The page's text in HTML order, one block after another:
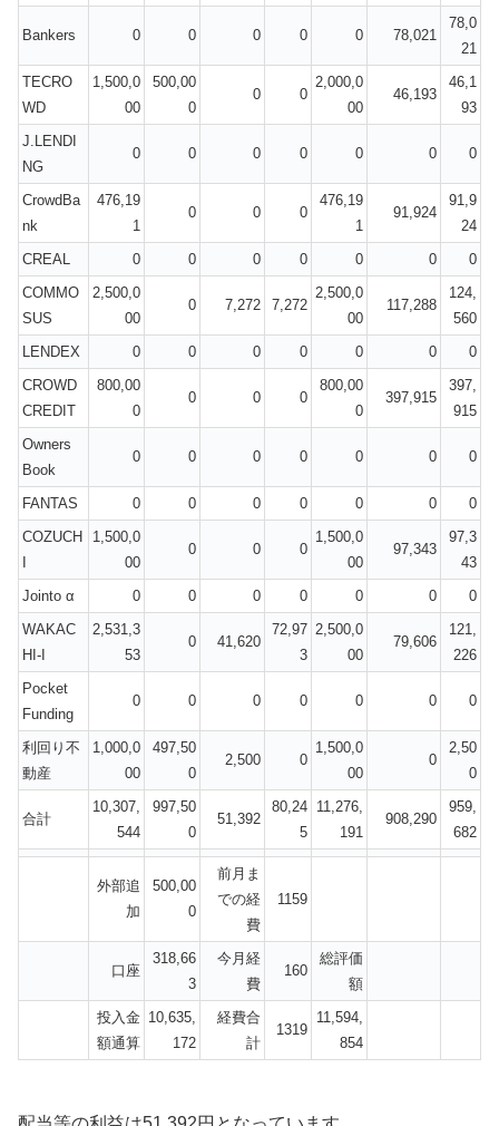
Bankers 0 0 0 0 0 78,021
78,0
21
TECRO
WD
1,500,0
00
500,00
0
0 0
2,000,0
00
46,193
46,1
93
J.LENDI
NG
0 0 0 0 0 0 0
CrowdBa
nk
476,19
1
0 0 0
476,19
1
91,924
91,9
24
CREAL
0 0 0 0 0 0
0
COMMO
SUS
2,500,0
00
0 7,272 7,272
2,500,0
00
117,288
124,
560
LENDEX
0 0 0 0 0 0
0
CROWD
CREDIT
800,00
0
0 0 0
800,00
0
397,915
397,
915
Owners
Book
0 0 0 0 0 0 0
FANTAS 0 0 0 0 0 0
0
COZUCH
1,500,0
00
0 0 0
1,500,0
00
97,343
97,3
43
Jointo α
0 0 0 0 0 0
0
WAKAC
HI-I
2,531,3
53
0 41,620
72,97
3
2,500,0
00
79,606
121,
226
Pocket
Funding
0 0 0 0 0 0 0
利回り不
動産
1,000,0
00
497,50
0
2,500 0
1,500,0
00
0
2,50
0
合計
10,307,
544
997,50
0
51,392
80,24
5
11,276,
191
908,290
959,
682
外部追
加
500,00
0
前月ま
での経
費
1159
口座
318,66
3
今月経
費
160
総評価
額
投入金
額通算
10,635,
172
経費合
計
1319
11,594,
854